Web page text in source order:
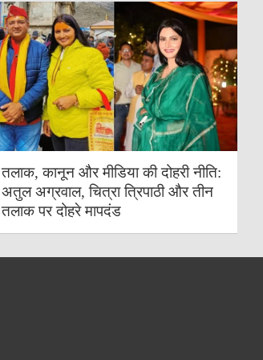
तलाक, कानून और मीडिया की दोहरी नीति:
अतुल अग्रवाल, चित्रा त्रिपाठी और तीन
तलाक पर दोहरे मापदंड